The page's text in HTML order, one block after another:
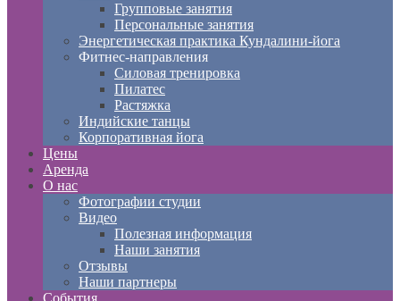
Групповые занятия
Персональные занятия
Энергетическая практика Кундалини-йога
Фитнес-направления
Силовая тренировка
Пилатес
Растяжка
Индийские танцы
Корпоративная йога
Цены
Аренда
О нас
Фотографии студии
Видео
Полезная информация
Наши занятия
Отзывы
Наши партнеры
События